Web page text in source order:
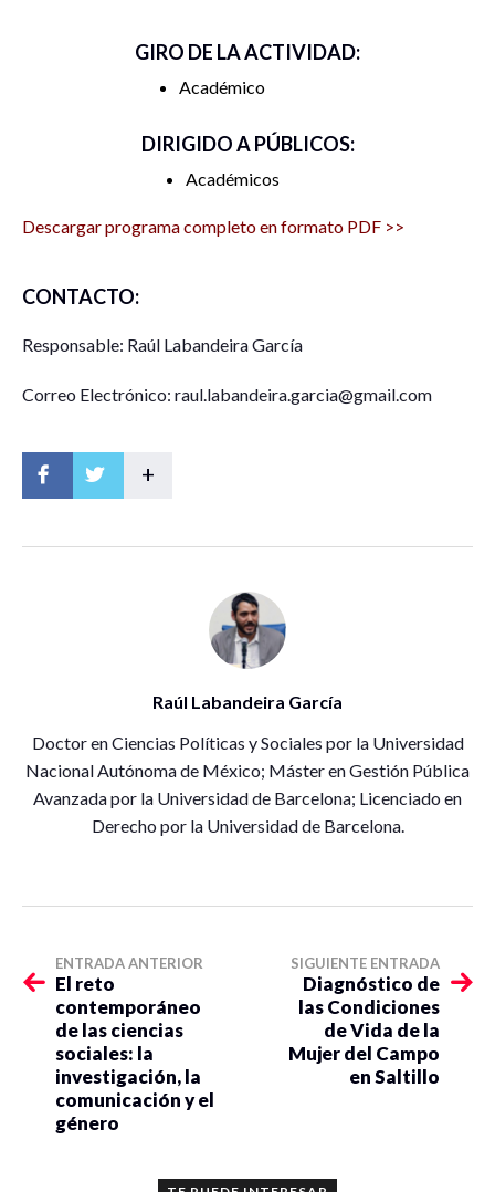
GIRO DE LA ACTIVIDAD:
Académico
DIRIGIDO A PÚBLICOS:
Académicos
Descargar programa completo en formato PDF >>
CONTACTO:
Responsable: Raúl Labandeira García
Correo Electrónico: raul.labandeira.garcia@gmail.com
+
Raúl Labandeira García
Doctor en Ciencias Políticas y Sociales por la Universidad
Nacional Autónoma de México; Máster en Gestión Pública
Avanzada por la Universidad de Barcelona; Licenciado en
Derecho por la Universidad de Barcelona.
ENTRADA ANTERIOR
El reto
contemporáneo
de las ciencias
sociales: la
investigación, la
comunicación y el
género
SIGUIENTE ENTRADA
Diagnóstico de
las Condiciones
de Vida de la
Mujer del Campo
en Saltillo